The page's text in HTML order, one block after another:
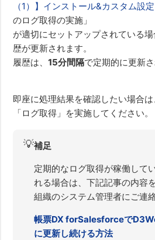
（1）】インストール&カスタム設定
のログ取得の実施」
が適切にセットアップされている
歴が更新されます。
履歴は、15分間隔で定期的に更新さ
即座に処理結果を確認したい場合
「ログ取得」を実施してください。
💡補足
定期的なログ取得が稼働して
れる場合は、下記記事の内容
組織のシステム管理者にご連
帳票DX forSalesforceで
に更新し続ける方法